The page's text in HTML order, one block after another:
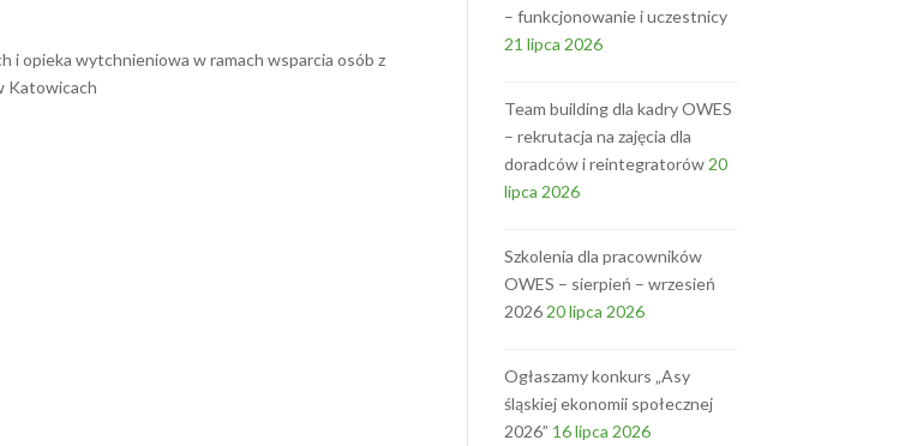
i opieka wytchnieniowa w ramach wsparcia osób z
Katowicach
– funkcjonowanie i uczestnicy
21 lipca 2026
Team building dla kadry OWES
– rekrutacja na zajęcia dla
doradców i reintegratorów 20
lipca 2026
Szkolenia dla pracowników
OWES – sierpień – wrzesień
2026 20 lipca 2026
Ogłaszamy konkurs „Asy
śląskiej ekonomii społecznej
2026” 16 lipca 2026